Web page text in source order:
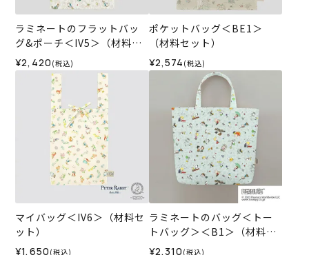
ラミネートのフラットバッ
グ&ポーチ＜IV5＞（材料セ
ット）
¥2,420 (税込)
ポケットバッグ＜BE1＞
（材料セット）
¥2,574 (税込)
マイバッグ＜IV6＞（材料セ
ット）
¥1,650 (税込)
ラミネートのバッグ＜トー
トバッグ＞＜B1＞（材料セ
ット）
¥2,310 (税込)